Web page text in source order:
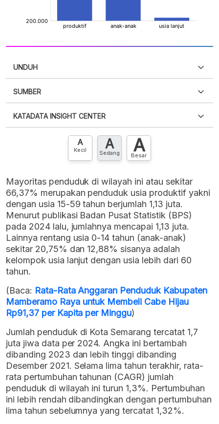
UNDUH
XLS
SUMBER
punya akun?Silakan Daftar sekarang
KATADATA INSIGHT CENTER
Hubungi sekarang »
A
Kecil A
Sedang A
Besar
Mayoritas penduduk di wilayah ini atau sekitar
66,37% merupakan penduduk usia produktif yakni
dengan usia 15-59 tahun berjumlah 1,13 juta.
Menurut publikasi Badan Pusat Statistik (BPS)
pada 2024 lalu, jumlahnya mencapai 1,13 juta.
Lainnya rentang usia 0-14 tahun (anak-anak)
sekitar 20,75% dan 12,88% sisanya adalah
kelompok usia lanjut dengan usia lebih dari 60
tahun.
(Baca: Rata-Rata Anggaran Penduduk Kabupaten
Mamberamo Raya untuk Membeli Cabe Hijau
Rp91,37 per Kapita per Minggu)
Jumlah penduduk di Kota Semarang tercatat 1,7
juta jiwa data per 2024. Angka ini bertambah
dibanding 2023 dan lebih tinggi dibanding
Desember 2021. Selama lima tahun terakhir, rata-
rata pertumbuhan tahunan (CAGR) jumlah
penduduk di wilayah ini turun 1,3%. Pertumbuhan
ini lebih rendah dibandingkan dengan pertumbuhan
lima tahun sebelumnya yang tercatat 1,32%.